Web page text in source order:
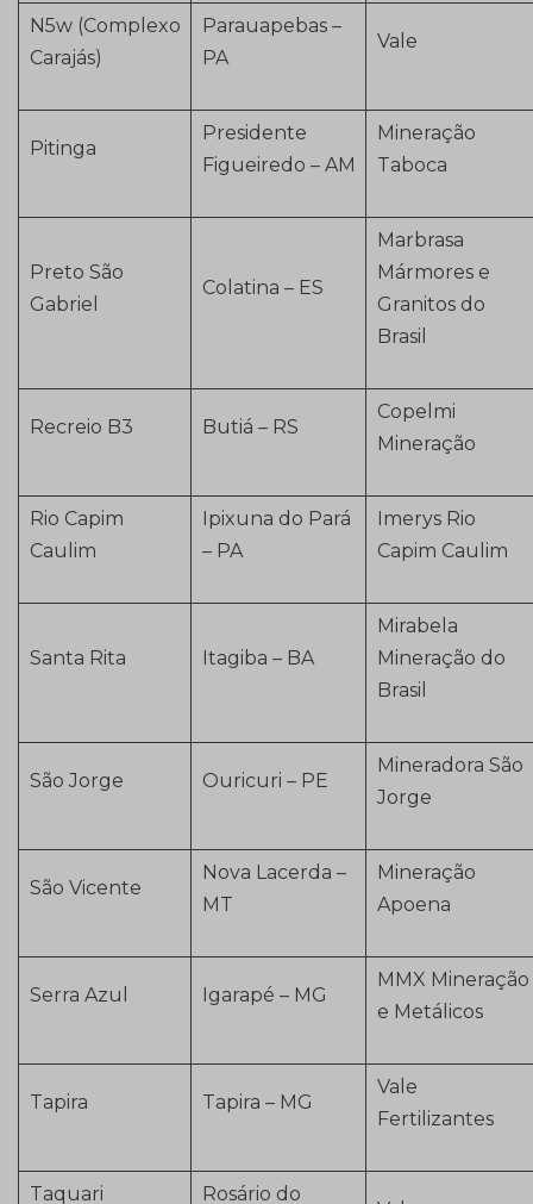
N5w (Complexo
Carajás)
Parauapebas –
PA
Vale
Pitinga
Presidente
Figueiredo – AM
Mineração
Taboca
Preto São
Gabriel
Colatina – ES
Marbrasa
Mármores e
Granitos do
Brasil
Recreio B3 Butiá – RS
Copelmi
Mineração
Rio Capim
Caulim
Ipixuna do Pará
– PA
Imerys Rio
Capim Caulim
Santa Rita Itagiba – BA
Mirabela
Mineração do
Brasil
São Jorge Ouricuri – PE
Mineradora São
Jorge
São Vicente
Nova Lacerda –
MT
Mineração
Apoena
Serra Azul Igarapé – MG
MMX Mineração
e Metálicos
Tapira Tapira – MG
Vale
Fertilizantes
Taquari
Rosário do